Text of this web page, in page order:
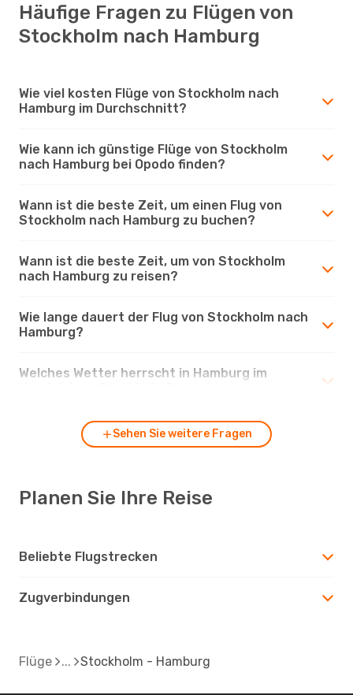
Häufige Fragen zu Flügen von
Stockholm nach Hamburg
Wie viel kosten Flüge von Stockholm nach
Hamburg im Durchschnitt?
Wie kann ich günstige Flüge von Stockholm
nach Hamburg bei Opodo finden?
Wann ist die beste Zeit, um einen Flug von
Stockholm nach Hamburg zu buchen?
Wann ist die beste Zeit, um von Stockholm
nach Hamburg zu reisen?
Wie lange dauert der Flug von Stockholm nach
Hamburg?
Welches Wetter herrscht in Hamburg im
Sehen Sie weitere Fragen
Planen Sie Ihre Reise
Beliebte Flugstrecken
Zugverbindungen
Flüge Stockholm - Hamburg